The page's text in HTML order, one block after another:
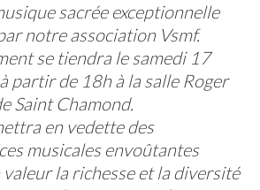
sacrée exceptionnelle
notre association Vsmf.
se tiendra le samedi 17
partir de 18h à la salle Roger
Saint Chamond.
en vedette des
musicales envoûtantes
la richesse et la diversité